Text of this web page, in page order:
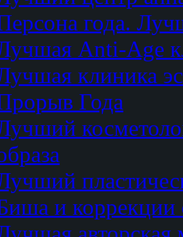
года.
Anti-Age
клиника
Года
и коррекции